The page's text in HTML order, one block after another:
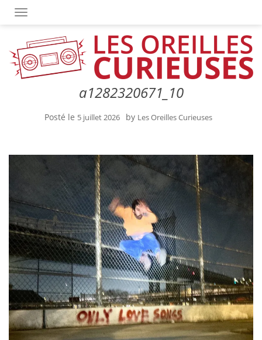
OUVRIR/FERMER LA NAVIGATION
a1282320671_10
Posté le 5 juillet 2026 by Les Oreilles Curieuses